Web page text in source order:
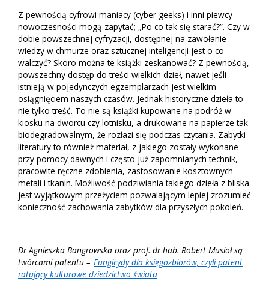
Z pewnością cyfrowi maniacy (cyber geeks) i inni piewcy
nowoczesności mogą zapytać; „Po co tak się starać?”. Czy w
dobie powszechnej cyfryzacji, dostępnej na zawołanie
wiedzy w chmurze oraz sztucznej inteligencji jest o co
walczyć? Skoro można te książki zeskanować? Z pewnością,
powszechny dostęp do treści wielkich dzieł, nawet jeśli
istnieją w pojedynczych egzemplarzach jest wielkim
osiągnięciem naszych czasów. Jednak historyczne dzieła to
nie tylko treść. To nie są książki kupowane na podróż w
kiosku na dworcu czy lotnisku, a drukowane na papierze tak
biodegradowalnym, że rozłazi się podczas czytania. Zabytki
literatury to również materiał, z jakiego zostały wykonane
przy pomocy dawnych i często już zapomnianych technik,
pracowite ręczne zdobienia, zastosowanie kosztownych
metali i tkanin. Możliwość podziwiania takiego dzieła z bliska
jest wyjątkowym przeżyciem pozwalającym lepiej zrozumieć
konieczność zachowania zabytków dla przyszłych pokoleń.
Dr Agnieszka Bangrowska oraz prof. dr hab. Robert Musioł są
twórcami patentu – Fungicydy dla księgozbiorów, czyli patent
ratujący kulturowe dziedzictwo świata